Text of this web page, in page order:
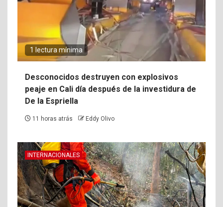
1 lectura mínima
Desconocidos destruyen con explosivos
peaje en Cali día después de la investidura de
De la Espriella
11 horas atrás Eddy Olivo
INTERNACIONALES